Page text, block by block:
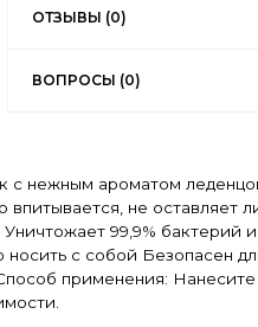
ОТЗЫВЫ (0)
ВОПРОСЫ (0)
нежным ароматом
не оставляет
99,9% бактерий
с собой Безопасен
применения: